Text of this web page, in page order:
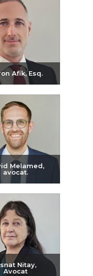
Afik, Esq.
un e-mail
3-6093609
Melamed,
avocat.
un e-mail
3-6093609
Nitay,
Avocat